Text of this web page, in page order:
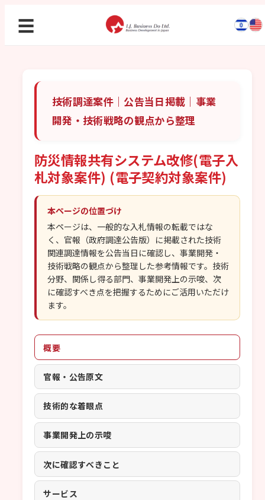
☰
技術調達案件｜公告当日掲載｜事業
開発・技術戦略の観点から整理
防災情報共有システム改修(電子入
札対象案件) (電子契約対象案件)
本ページの位置づけ
本ページは、一般的な入札情報の転載ではな
く、官報（政府調達公告版）に掲載された技術
関連調達情報を公告当日に確認し、事業開発・
技術戦略の観点から整理した参考情報です。技術
分野、関係し得る部門、事業開発上の示唆、次
に確認すべき点を把握するためにご活用いただけ
ます。
概要
官報・公告原文
技術的な着眼点
事業開発上の示唆
次に確認すべきこと
サービス